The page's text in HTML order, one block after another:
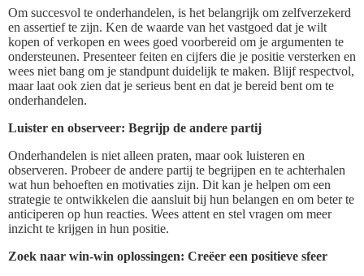
Om succesvol te onderhandelen, is het belangrijk om zelfverzekerd
en assertief te zijn. Ken de waarde van het vastgoed dat je wilt
kopen of verkopen en wees goed voorbereid om je argumenten te
ondersteunen. Presenteer feiten en cijfers die je positie versterken en
wees niet bang om je standpunt duidelijk te maken. Blijf respectvol,
maar laat ook zien dat je serieus bent en dat je bereid bent om te
onderhandelen.
Luister en observeer: Begrijp de andere partij
Onderhandelen is niet alleen praten, maar ook luisteren en
observeren. Probeer de andere partij te begrijpen en te achterhalen
wat hun behoeften en motivaties zijn. Dit kan je helpen om een
strategie te ontwikkelen die aansluit bij hun belangen en om beter te
anticiperen op hun reacties. Wees attent en stel vragen om meer
inzicht te krijgen in hun positie.
Zoek naar win-win oplossingen: Creëer een positieve sfeer